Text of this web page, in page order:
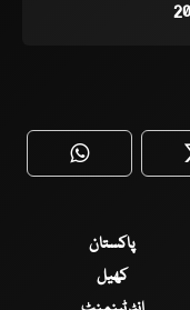
WhatsApp
پاکستان
کھیل